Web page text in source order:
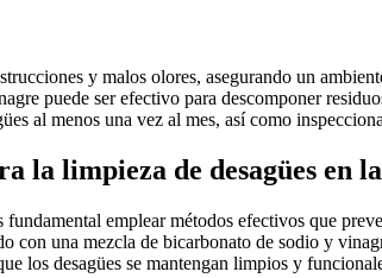
y malos olores, asegurando un
puede ser efectivo para descomponer
al menos una vez al mes, así como
la limpieza de desagües en
emplear métodos efectivos que
con una mezcla de bicarbonato de sodio y
los desagües se mantengan limpios y